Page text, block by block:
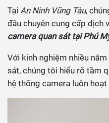
Tại An Ninh Vũng Tàu,
đầu chuyên cung cấp dịch
camera quan sát tại Phú
Với kinh nghiệm nhiều
sát, chúng tôi hiểu rõ tầm
hệ thống camera luôn